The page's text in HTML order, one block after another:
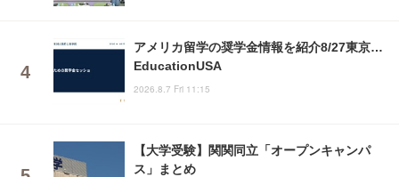
アメリカ留学の奨学金情報を紹介8/27東京…
EducationUSA
2026.8.7 Fri 11:15
【大学受験】関関同立「オープンキャンパ
ス」まとめ